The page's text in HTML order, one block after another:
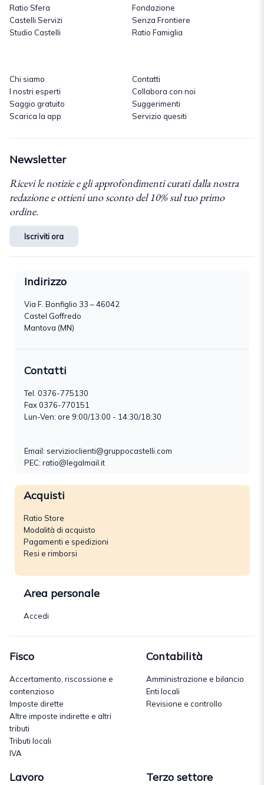
Ratio Sfera
Castelli Servizi
Studio Castelli
Fondazione
Senza Frontiere
Ratio Famiglia
Chi siamo
I nostri esperti
Saggio gratuito
Scarica la app
Contatti
Collabora con noi
Suggerimenti
Servizio quesiti
Newsletter
Ricevi le notizie e gli approfondimenti curati dalla nostra
redazione e ottieni uno sconto del 10% sul tuo primo
ordine.
Iscriviti ora
Indirizzo
Via F. Bonfiglio 33 – 46042
Castel Goffredo
Mantova (MN)
Contatti
Tel. 0376-775130
Fax 0376-770151
Lun-Ven: ore 9:00/13:00 - 14:30/18:30
Email: servizioclienti@gruppocastelli.com
PEC: ratio@legalmail.it
Acquisti
Ratio Store
Modalità di acquisto
Pagamenti e spedizioni
Resi e rimborsi
Area personale
Accedi
Fisco
Accertamento, riscossione e
contenzioso
Imposte dirette
Altre imposte indirette e altri
tributi
Tributi locali
IVA
Contabilità
Amministrazione e bilancio
Enti locali
Revisione e controllo
Lavoro Terzo settore